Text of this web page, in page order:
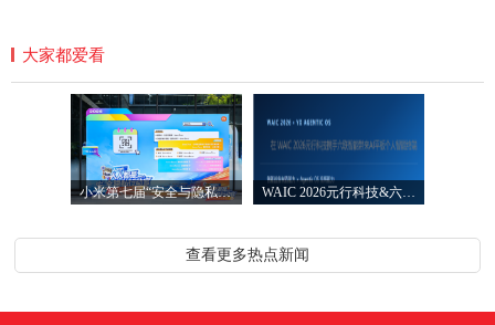
大家都爱看
小米第七届“安全与隐私宣传月”圆满落
查看更多热点新闻